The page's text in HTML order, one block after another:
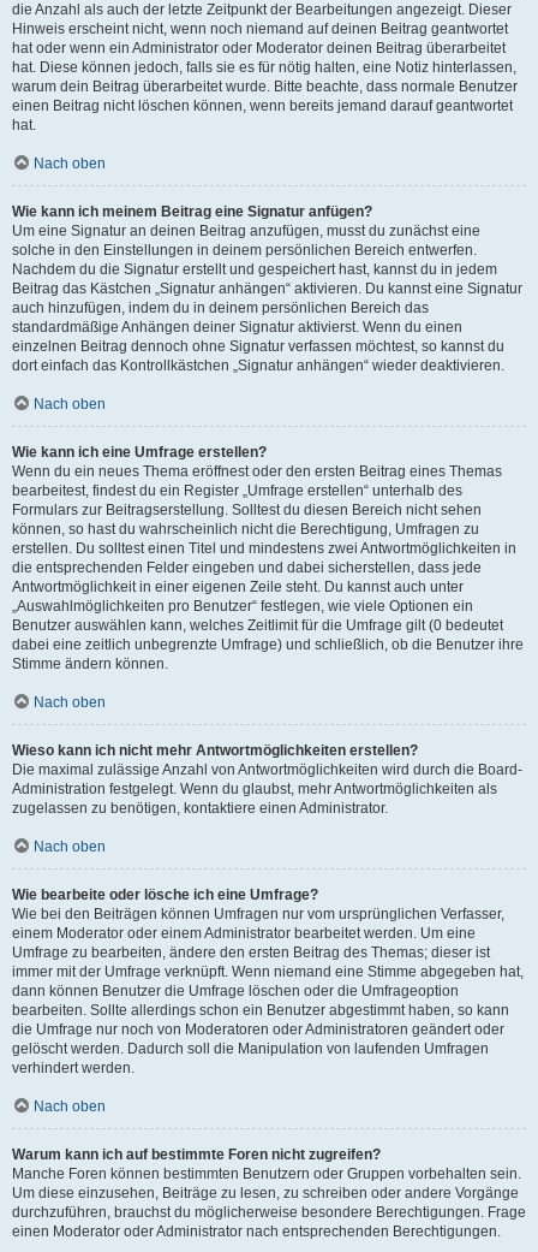
die Anzahl als auch der letzte Zeitpunkt der Bearbeitungen angezeigt. Dieser
Hinweis erscheint nicht, wenn noch niemand auf deinen Beitrag geantwortet
hat oder wenn ein Administrator oder Moderator deinen Beitrag überarbeitet
hat. Diese können jedoch, falls sie es für nötig halten, eine Notiz hinterlassen,
warum dein Beitrag überarbeitet wurde. Bitte beachte, dass normale Benutzer
einen Beitrag nicht löschen können, wenn bereits jemand darauf geantwortet
hat.
Nach oben
Wie kann ich meinem Beitrag eine Signatur anfügen?
Um eine Signatur an deinen Beitrag anzufügen, musst du zunächst eine
solche in den Einstellungen in deinem persönlichen Bereich entwerfen.
Nachdem du die Signatur erstellt und gespeichert hast, kannst du in jedem
Beitrag das Kästchen „Signatur anhängen“ aktivieren. Du kannst eine Signatur
auch hinzufügen, indem du in deinem persönlichen Bereich das
standardmäßige Anhängen deiner Signatur aktivierst. Wenn du einen
einzelnen Beitrag dennoch ohne Signatur verfassen möchtest, so kannst du
dort einfach das Kontrollkästchen „Signatur anhängen“ wieder deaktivieren.
Nach oben
Wie kann ich eine Umfrage erstellen?
Wenn du ein neues Thema eröffnest oder den ersten Beitrag eines Themas
bearbeitest, findest du ein Register „Umfrage erstellen“ unterhalb des
Formulars zur Beitragserstellung. Solltest du diesen Bereich nicht sehen
können, so hast du wahrscheinlich nicht die Berechtigung, Umfragen zu
erstellen. Du solltest einen Titel und mindestens zwei Antwortmöglichkeiten in
die entsprechenden Felder eingeben und dabei sicherstellen, dass jede
Antwortmöglichkeit in einer eigenen Zeile steht. Du kannst auch unter
„Auswahlmöglichkeiten pro Benutzer“ festlegen, wie viele Optionen ein
Benutzer auswählen kann, welches Zeitlimit für die Umfrage gilt (0 bedeutet
dabei eine zeitlich unbegrenzte Umfrage) und schließlich, ob die Benutzer ihre
Stimme ändern können.
Nach oben
Wieso kann ich nicht mehr Antwortmöglichkeiten erstellen?
Die maximal zulässige Anzahl von Antwortmöglichkeiten wird durch die Board-
Administration festgelegt. Wenn du glaubst, mehr Antwortmöglichkeiten als
zugelassen zu benötigen, kontaktiere einen Administrator.
Nach oben
Wie bearbeite oder lösche ich eine Umfrage?
Wie bei den Beiträgen können Umfragen nur vom ursprünglichen Verfasser,
einem Moderator oder einem Administrator bearbeitet werden. Um eine
Umfrage zu bearbeiten, ändere den ersten Beitrag des Themas; dieser ist
immer mit der Umfrage verknüpft. Wenn niemand eine Stimme abgegeben hat,
dann können Benutzer die Umfrage löschen oder die Umfrageoption
bearbeiten. Sollte allerdings schon ein Benutzer abgestimmt haben, so kann
die Umfrage nur noch von Moderatoren oder Administratoren geändert oder
gelöscht werden. Dadurch soll die Manipulation von laufenden Umfragen
verhindert werden.
Nach oben
Warum kann ich auf bestimmte Foren nicht zugreifen?
Manche Foren können bestimmten Benutzern oder Gruppen vorbehalten sein.
Um diese einzusehen, Beiträge zu lesen, zu schreiben oder andere Vorgänge
durchzuführen, brauchst du möglicherweise besondere Berechtigungen. Frage
einen Moderator oder Administrator nach entsprechenden Berechtigungen.